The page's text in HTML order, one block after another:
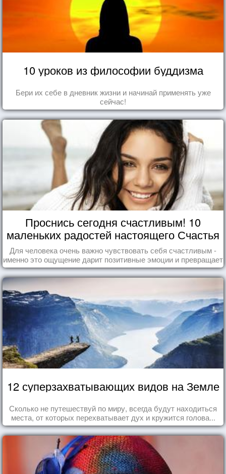
10 уроков из философии буддизма
Бери их себе в дневник жизни и начинай применять уже
сейчас!
Проснись сегодня счастливым! 10
маленьких радостей настоящего Счастья
Для человека очень важно чувствовать себя счастливым -
именно это ощущение дарит позитивные эмоции и превращает
каждый день в маленький праздник.
12 суперзахватывающих видов на Земле
Сколько не путешествуй по миру, всегда будут находиться
места, от которых перехватывает дух и кружится голова...